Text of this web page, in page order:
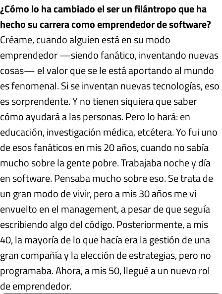
¿Cómo lo ha cambiado el ser un filántropo que ha
hecho su carrera como emprendedor de software?
Créame, cuando alguien está en su modo
emprendedor —siendo fanático, inventando nuevas
cosas— el valor que se le está aportando al mundo
es fenomenal. Si se inventan nuevas tecnologías, eso
es sorprendente. Y no tienen siquiera que saber
cómo ayudará a las personas. Pero lo hará: en
educación, investigación médica, etcétera. Yo fui uno
de esos fanáticos en mis 20 años, cuando no sabía
mucho sobre la gente pobre. Trabajaba noche y día
en software. Pensaba mucho sobre eso. Se trata de
un gran modo de vivir, pero a mis 30 años me vi
envuelto en el management, a pesar de que seguía
escribiendo algo del código. Posteriormente, a mis
40, la mayoría de lo que hacía era la gestión de una
gran compañía y la elección de estrategias, pero no
programaba. Ahora, a mis 50, llegué a un nuevo rol
de emprendedor.